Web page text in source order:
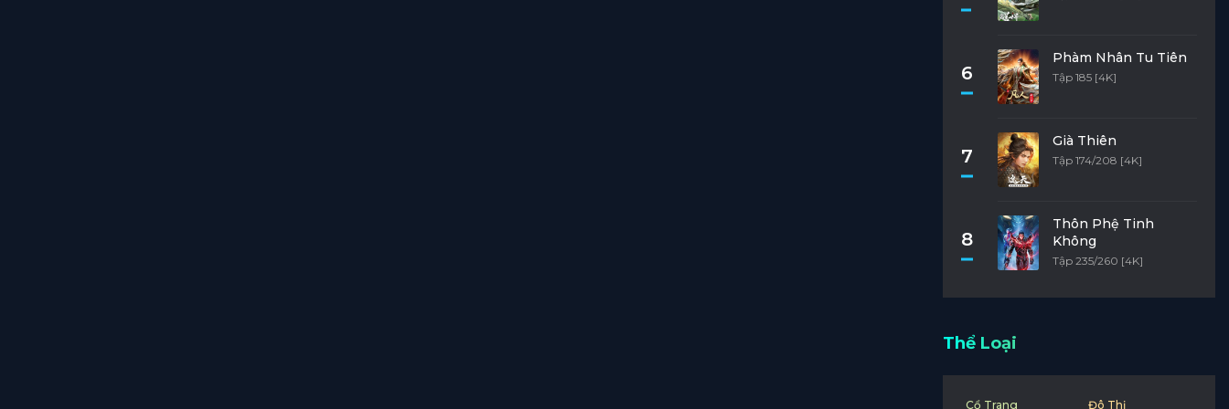
6
Phàm Nhân Tu Tiên
Tập 185 [4K]
7
Già Thiên
Tập 174/208 [4K]
8
Thôn Phệ Tinh
Không
Tập 235/260 [4K]
Thể Loại
Cổ Trang Đô Thị